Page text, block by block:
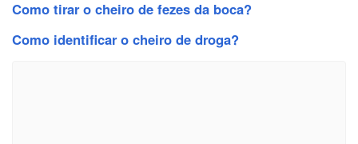
Como tirar o cheiro de fezes da boca?
Como identificar o cheiro de droga?